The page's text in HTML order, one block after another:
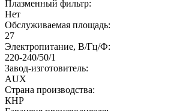
Плазменный фильтр:
Нет
Обслуживаемая площадь:
27
Электропитание, В/Гц/Ф:
220-240/50/1
Завод-изготовитель:
AUX
Страна производства:
КНР